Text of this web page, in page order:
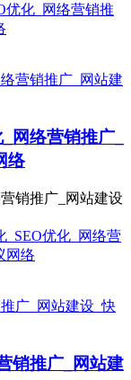
优化_网络营销推
网络营销推广_
络
销推广_网站建设
优化_网络营
网络
销推广_网站建